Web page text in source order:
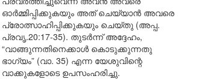
ഓർമ്മിപ്പിക്കുകയും അത് ചെയ്യാൻ അവരെ
പ്രോത്സാഹിപ്പിക്കുകയും ചെയ്തു (അപ്പ.
പ്രവൃ.20:17-35). തുടർന്ന് അദ്ദേഹം,
“വാങ്ങുന്നതിനെക്കാൾ കൊടുക്കുന്നതു
ഭാഗ്യം” (വാ. 35) എന്ന യേശുവിന്റെ
വാക്കുകളോടെ ഉപസംഹരിച്ചു.